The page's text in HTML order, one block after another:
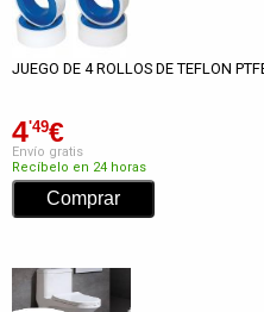
JUEGO DE 4 ROLLOS DE TEFLON
4'49€
Envío gratis
Recíbelo en 24 horas